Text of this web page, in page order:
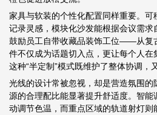
家具与软装的个性化配置同样重要。
记录灵感，模块化沙发能根据会议需求
鼓励员工自带收藏品装饰工位——从复
件不仅成为话题切入点，更让每个人在
这种“半定制”模式既维护了整体协调，
光线的设计常被忽视，却是营造氛围
源的合理配比能显著提升舒适度。智能
动调节色温，而重点区域的轨道射灯则